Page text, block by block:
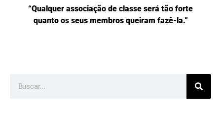
“Qualquer associação de classe será tão forte
quanto os seus membros queiram fazê-la.”